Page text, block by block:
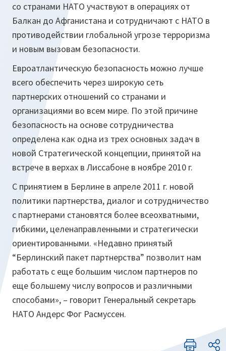
со странами НАТО участвуют в операциях от
Балкан до Афганистана и сотрудничают с НАТО в
противодействии глобальной угрозе терроризма
и новым вызовам безопасности.
Евроатлантическую безопасность можно лучше
всего обеспечить через широкую сеть
партнерских отношений со странами и
организациями во всем мире. По этой причине
безопасность на основе сотрудничества
определена как одна из трех основных задач в
новой Стратегической концепции, принятой на
встрече в верхах в Лиссабоне в ноябре 2010 г.
С принятием в Берлине в апреле 2011 г. новой
политики партнерства, диалог и сотрудничество
с партнерами становятся более всеохватными,
гибкими, целенаправленными и стратегически
ориентированными. «Недавно принятый
“Берлинский пакет партнерства” позволит нам
работать с еще большим числом партнеров по
еще большему числу вопросов и различными
способами», – говорит Генеральный секретарь
НАТО Андерс Фог Расмуссен.